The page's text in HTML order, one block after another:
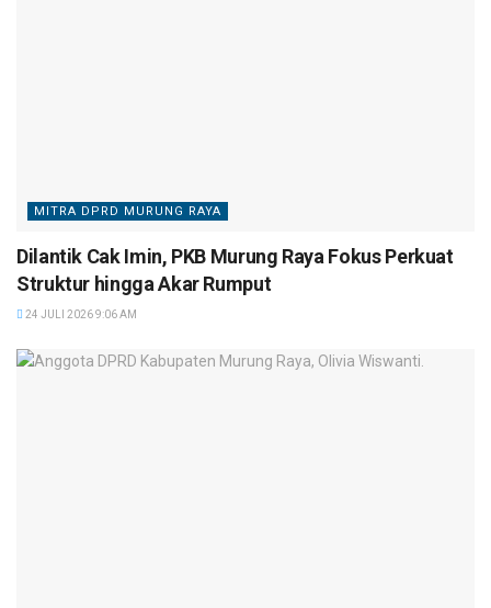
MITRA DPRD MURUNG RAYA
Dilantik Cak Imin, PKB Murung Raya Fokus Perkuat
Struktur hingga Akar Rumput
24 JULI 2026 9:06 AM